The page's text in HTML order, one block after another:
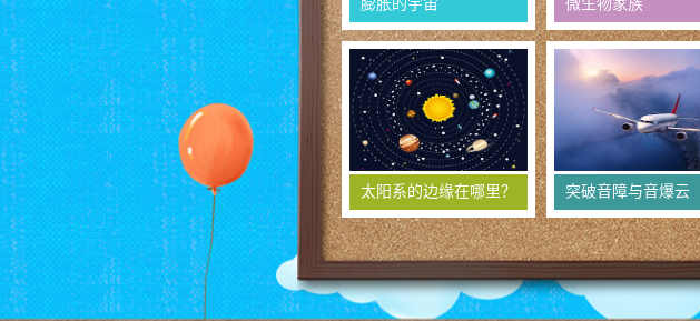
太阳系的边缘在哪里？ 突破音障与音爆云